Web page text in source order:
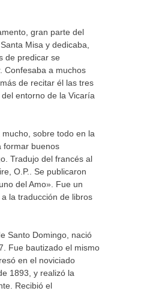
gran parte del
Misa y dedicaba,
de predicar se
Confesaba a muchos
de recitar él las tres
entorno de la Vicaría
sobre todo en la
formar buenos
Tradujo del francés al
O.P.. Se publicaron
del Amo». Fue un
la traducción de libros
Santo Domingo, nació
Fue bautizado el mismo
en el noviciado
1893, y realizó la
Recibió el